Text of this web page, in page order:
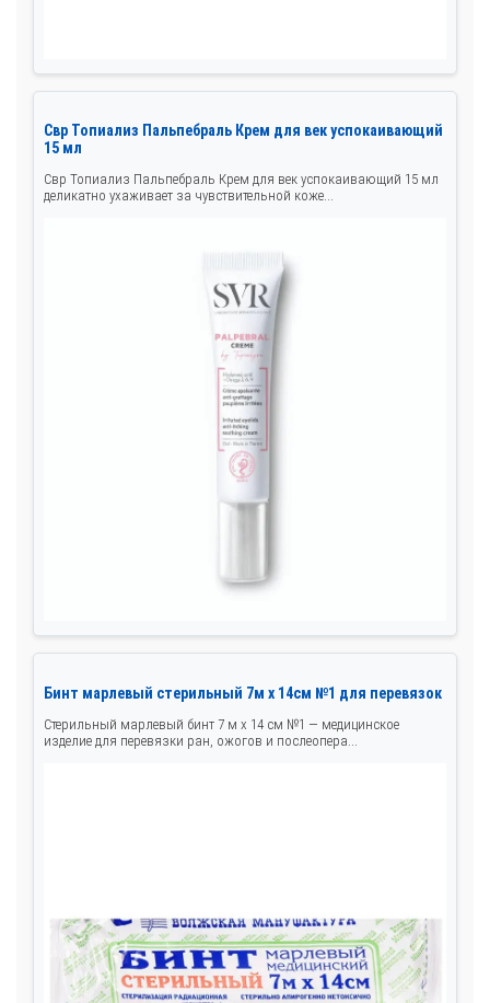
Свр Топиализ Пальпебраль Крем для век успокаивающий
15 мл
Свр Топиализ Пальпебраль Крем для век успокаивающий 15 мл
деликатно ухаживает за чувствительной коже...
Бинт марлевый стерильный 7м x 14см №1 для перевязок
Стерильный марлевый бинт 7 м х 14 см №1 — медицинское
изделие для перевязки ран, ожогов и послеопера...